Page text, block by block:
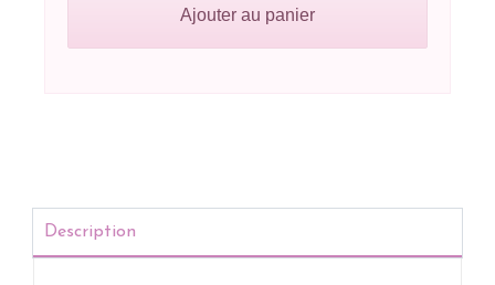
Ajouter au panier
Description